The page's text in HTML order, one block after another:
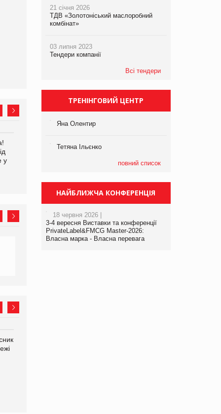
у
EVA.UA запустила
кампанію «Хто б знав» про
21 січня 2026
ТДВ «Золотоніський маслоробний
комбінат»
03 липня 2023
Тендери компанії
Всі тендери
ТРЕНІНГОВИЙ ЦЕНТР
Яна Олентир
Тетяна Ільєнко
повний список
НАЙБЛИЖЧА КОНФЕРЕНЦІЯ
18 червня 2026 |
3-4 вересня Виставки та конференції
PrivateLabel&FMCG Master-2026:
Власна марка - Власна перевага